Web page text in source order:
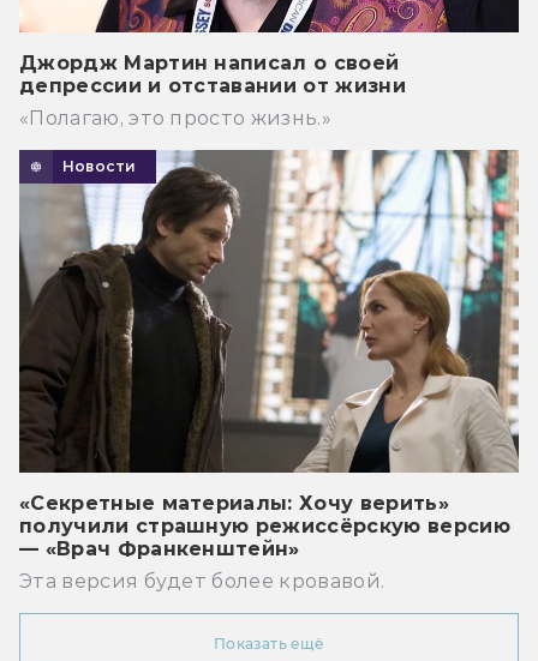
Джордж Мартин написал о своей
депрессии и отставании от жизни
«Полагаю, это просто жизнь.»
Новости
«Секретные материалы: Хочу верить»
получили страшную режиссёрскую версию
— «Врач Франкенштейн»
Эта версия будет более кровавой.
Показать ещё